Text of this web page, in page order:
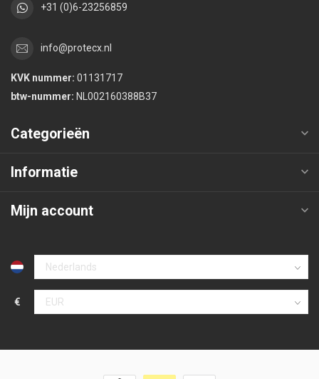
+31 (0)6-23256859
info@protecx.nl
KVK nummer: 01131717
btw-nummer: NL002160388B37
Categorieën
Informatie
Mijn account
€